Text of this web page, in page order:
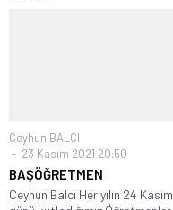
Ceyhun BALCI
23 Kasım 2021 20:50
BAŞÖĞRETMEN
Ceyhun Balcı Her yılın 24 Kasım